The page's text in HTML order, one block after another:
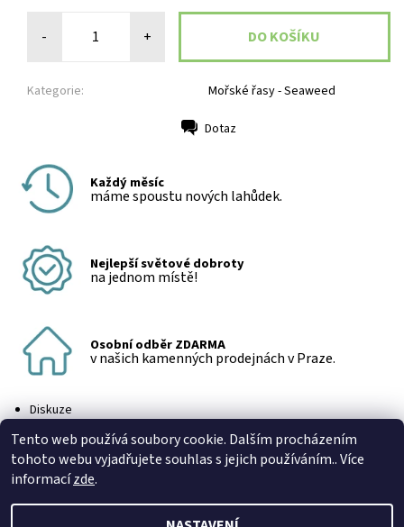
- +
Kategorie: Mořské řasy - Seaweed
Dotaz
Každý měsíc
máme spoustu nových lahůdek.
Nejlepší světové dobroty
na jednom místě!
Osobní odběr ZDARMA
v našich kamenných prodejnách v Praze.
Diskuze
Přidat komentář
Tento web používá soubory cookie. Dalším procházením
tohoto webu vyjadřujete souhlas s jejich používáním.. Více
informacízde.